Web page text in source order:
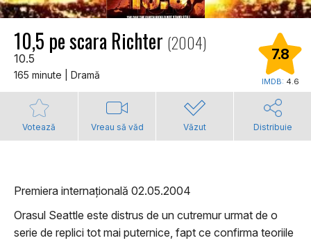
10,5 pe scara Richter (2004)
10.5
165 minute | Dramă
7.8
IMDB: 4.6
Votează Vreau să văd Văzut Distribuie
Premiera internațională 02.05.2004
Orasul Seattle este distrus de un cutremur urmat de o
serie de replici tot mai puternice, fapt ce confirma teoriile